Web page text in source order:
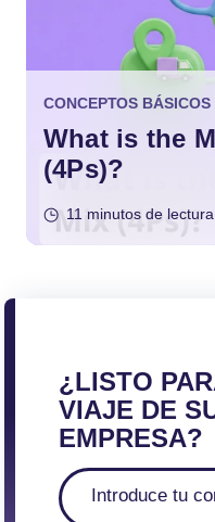
CONCEPTOS
What is the
(4Ps)?
11 minutos de lectura
¿LISTO
VIAJE DE
EMPRESA?